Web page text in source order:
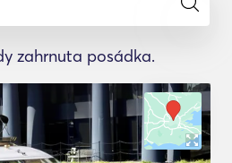
zahrnuta posádka.